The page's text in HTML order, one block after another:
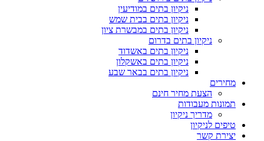
ניקיון בתים במודיעין
ניקיון בתים בבית שמש
ניקיון בתים במבשרת ציון
ניקיון בתים בדרום
ניקיון בתים באשדוד
ניקיון בתים באשקלון
ניקיון בתים בבאר שבע
מחירים
הצעת מחיר חינם
תמונות מעבודות
מדריך ניקיון
טיפים לניקיון
יצירת קשר